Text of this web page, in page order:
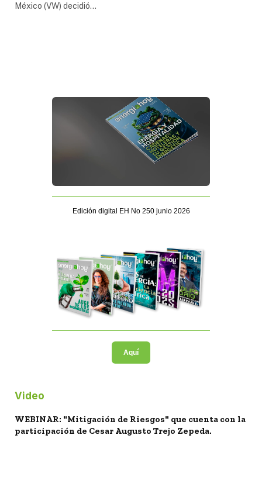
México (VW) decidió…
Edición digital EH No 250 junio 2026
Aquí
Video
WEBINAR: "Mitigación de Riesgos" que cuenta con la
participación de Cesar Augusto Trejo Zepeda.